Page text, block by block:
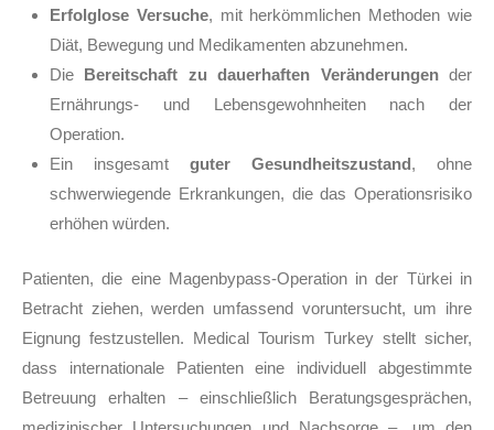
Erfolglose Versuche, mit herkömmlichen Methoden wie
Diät, Bewegung und Medikamenten abzunehmen.
Die Bereitschaft zu dauerhaften Veränderungender
Ernährungs- und Lebensgewohnheiten nach der
Operation.
Ein insgesamt guter Gesundheitszustand, ohne
schwerwiegende Erkrankungen, die das Operationsrisiko
erhöhen würden.
Patienten, die eine Magenbypass-Operation in der Türkei in
Betracht ziehen, werden umfassend voruntersucht, um ihre
Eignung festzustellen. Medical Tourism Turkey stellt sicher,
dass internationale Patienten eine individuell abgestimmte
Betreuung erhalten – einschließlich Beratungsgesprächen,